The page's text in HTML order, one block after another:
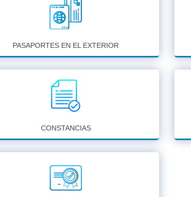
PASAPORTES EN EL EXTERIOR
CONSTANCIAS